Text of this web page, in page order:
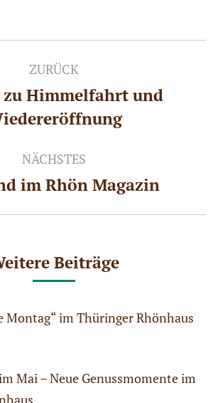
ZURÜCK
Vorheriger
Beitrag:
Himmelfahrt und
NÄCHSTES
Nächster
im Rhön Magazin
Beiträge
Montag“ im Thüringer Rhönhaus
Mai – Neue Genussmomente im